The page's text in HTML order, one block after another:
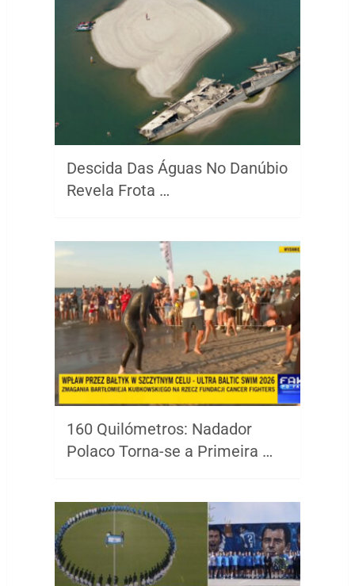
Descida Das Águas No Danúbio
Revela Frota …
160 Quilómetros: Nadador
Polaco Torna-se a Primeira …